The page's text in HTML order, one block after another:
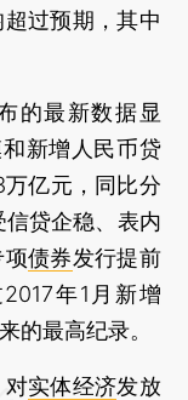
过预期，其中
最新数据显
新增人民币贷
亿元，同比分
贷企稳、表内
项债券发行提前
年1月新增
的最高纪录。
实体经济发放